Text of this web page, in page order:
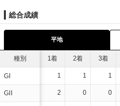
総合成績
平地
種別
GI
GII
1着 2着 3着
1 1 1
2 0 0